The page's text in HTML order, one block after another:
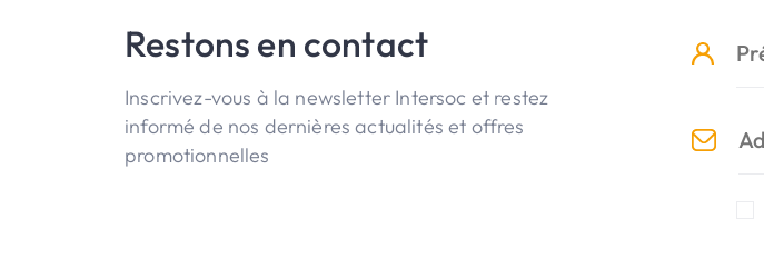
Restons en contact
Inscrivez-vous à la newsletter Intersoc et restez
informé de nos dernières actualités et offres
promotionnelles